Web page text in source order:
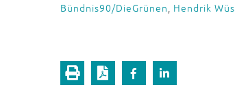
Bündnis90/DieGrünen, Hendrik